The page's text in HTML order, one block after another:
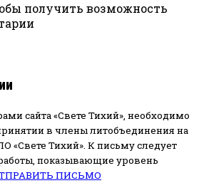
получить возможность
сайта «Свете Тихий», необходимо
в члены литобъединения на
«Свете Тихий». К письму следует
показывающие уровень
ПИСЬМО